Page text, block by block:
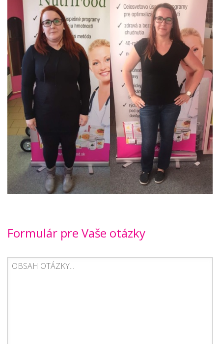
Formulár pre Vaše otázky